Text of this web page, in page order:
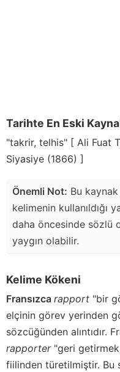
Tarihte En Eski
"takrir, telhis" [ Ali Fuat
Siyasiye (1866) ]
Önemli Not: Bu
kelimenin kullanıldığı
daha öncesinde sözlü
yaygın olabilir.
Kelime Kökeni
Fransızca rapport "bir
elçinin görev yerinden
sözcüğünden alıntıdır.
rapporter"geri
fiilinden türetilmiştir. Bu